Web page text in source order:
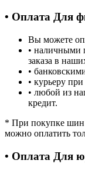
• Оплата Для
Вы можете
• наличными
заказа в
•
• курьеру
• любой из
кредит.
* При покупке шин
можно оплатить
• Оплата Для